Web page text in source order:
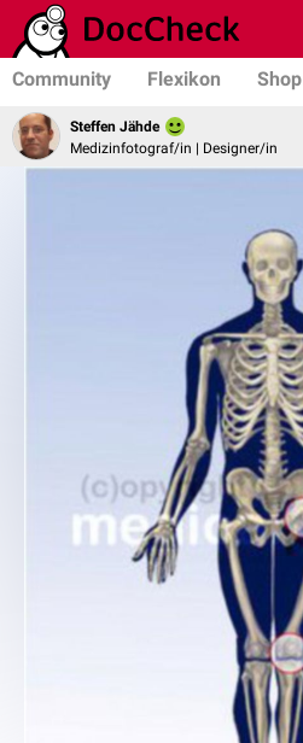
Community Flexikon Shop
Steffen Jähde
Medizinfotograf/in | Designer/in